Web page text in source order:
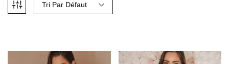
Tri Par Défaut